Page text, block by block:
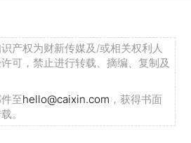
产权为财新传媒及/或相关权利人
可，禁止进行转载、摘编、复制及
至hello@caixin.com ，获得书面
。